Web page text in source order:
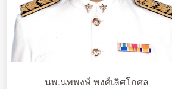
นพ.นพพงษ์ พงศ์เลิศโกศล